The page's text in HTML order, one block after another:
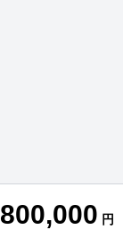
800,000 円